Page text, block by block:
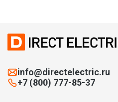
info@directelectric.ru
+7 (800) 777-85-37